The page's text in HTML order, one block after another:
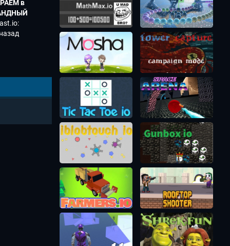
в
STARBLAST
DIEP IO
ио